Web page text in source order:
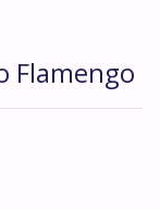
Flamengo